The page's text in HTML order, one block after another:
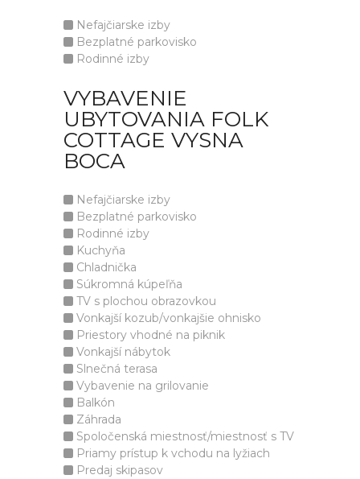
Nefajčiarske izby
Bezplatné parkovisko
Rodinné izby
VYBAVENIE
UBYTOVANIA FOLK
COTTAGE VYSNA
BOCA
Nefajčiarske izby
Bezplatné parkovisko
Rodinné izby
Kuchyňa
Chladnička
Súkromná kúpeľňa
TV s plochou obrazovkou
Vonkajší kozub/vonkajšie ohnisko
Priestory vhodné na piknik
Vonkajší nábytok
Slnečná terasa
Vybavenie na grilovanie
Balkón
Záhrada
Spoločenská miestnosť/miestnosť s TV
Priamy prístup k vchodu na lyžiach
Predaj skipasov